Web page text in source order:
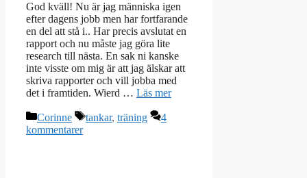
God kväll! Nu är jag människa igen
efter dagens jobb men har fortfarande
en del att stå i.. Har precis avslutat en
rapport och nu måste jag göra lite
research till nästa. En sak ni kanske
inte visste om mig är att jag älskar att
skriva rapporter och vill jobba med
det i framtiden. Wierd … Läs mer
Kategorier
Corinne Etiketter
tankar, träning
4
kommentarer